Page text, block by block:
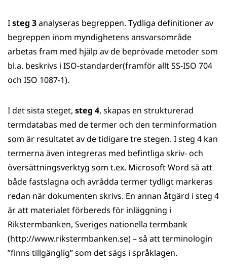
Isteg 3analyseras begreppen. Tydliga definitioner av
begreppen inom myndighetens ansvarsområde
arbetas fram med hjälp av de beprövade metoder som
bl.a. beskrivs i ISO-standarder(framför allt SS-ISO 704
och ISO 1087-1).
I det sista steget, steg 4, skapas en strukturerad
termdatabas med de termer och den terminformation
som är resultatet av de tidigare tre stegen. I steg 4 kan
termerna även integreras med befintliga skriv- och
översättningsverktyg som t.ex. Microsoft Word så att
både fastslagna och avrådda termer tydligt markeras
redan när dokumenten skrivs. En annan åtgärd i steg 4
är att materialet förbereds för inläggning i
Rikstermbanken, Sveriges nationella termbank
(http://www.rikstermbanken.se) – så att terminologin
”finns tillgänglig” som det sägs i språklagen.